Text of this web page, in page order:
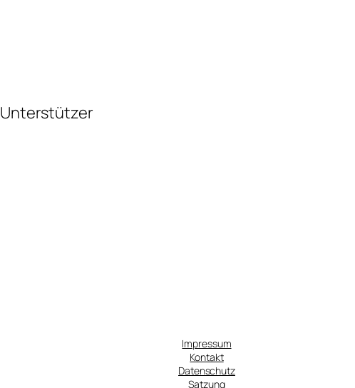
Unterstützer
Impressum
Kontakt
Datenschutz
Satzung